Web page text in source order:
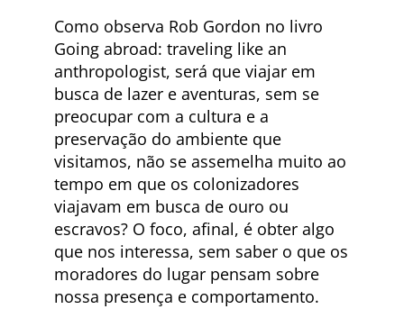
Como observa Rob Gordon no livro
Going abroad: traveling like an
anthropologist, será que viajar em
busca de lazer e aventuras, sem se
preocupar com a cultura e a
preservação do ambiente que
visitamos, não se assemelha muito ao
tempo em que os colonizadores
viajavam em busca de ouro ou
escravos? O foco, afinal, é obter algo
que nos interessa, sem saber o que os
moradores do lugar pensam sobre
nossa presença e comportamento.